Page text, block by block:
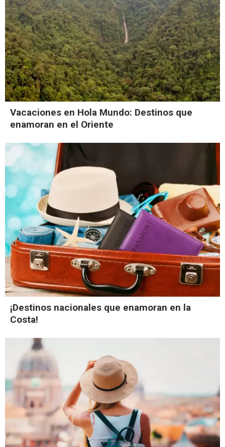
Vacaciones en Hola Mundo: Destinos que
enamoran en el Oriente
¡Destinos nacionales que enamoran en la
Costa!